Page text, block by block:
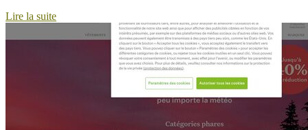
Lire la suite